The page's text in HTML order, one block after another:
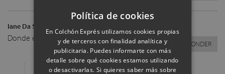
Iane Da Silva
Donde están ubicados? Están en Guatemala?
RESPONDER
ColchonExpresel 17 octubre, 2017 a las 9:31
Política de cookies
En Colchón Exprés utilizamos cookies propias
y de terceros con finalidad analítica y
publicitaria. Puedes informarte con más
detalle sobre qué cookies estamos utilizando
o desactivarlas. Si quieres saber más sobre